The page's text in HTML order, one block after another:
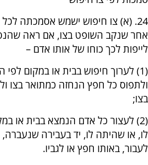
24. (א) צו חיפוש ישמש אסמכתה
אחר שנקב השופט בצו, אם ראה
לייפות לכך כוחו של אותו אדם –
(1) לערוך חיפוש בבית או במקום
ולתפוס כל חפץ הנחזה כמתואר בצו
בצו;
(2) לעצור כל אדם הנמצא בבית או
לו, או שהיתה לו, יד בעבירה שנעברה,
לעבור, באותו חפץ או לגביו.